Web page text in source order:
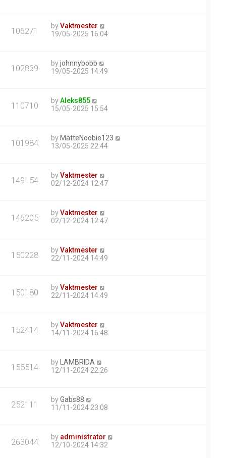
106271 byVaktmester
19/05-2025 16:04
102839 byjohnnybobb
19/05-2025 14:49
110710 byAleks855
15/05-2025 15:54
101984 by MatteNoobie123
13/05-2025 22:44
149154 byVaktmester
02/12-2024 12:47
146205 byVaktmester
02/12-2024 12:47
150228 byVaktmester
22/11-2024 14:49
150180 byVaktmester
22/11-2024 14:49
152414 byVaktmester
14/11-2024 16:48
155514 by
LAMBRIDA
12/11-2024 22:26
252111 byGabs88
11/11-2024 23:08
263044 by administrator
12/10-2024 14:32